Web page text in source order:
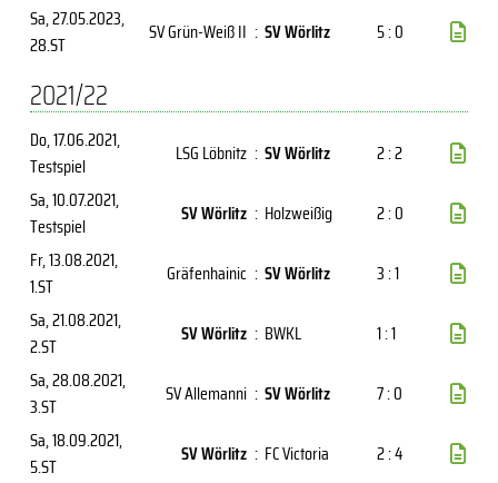
Sa, 27.05.2023,
28.ST
SV Grün-Weiß II : SV Wörlitz 5 : 0
2021/22
Do, 17.06.2021,
Testspiel
LSG Löbnitz : SV Wörlitz
2 : 2
Sa, 10.07.2021,
Testspiel
SV Wörlitz : Holzweißig
2 : 0
Fr, 13.08.2021,
1.ST
Gräfenhainic : SV Wörlitz
3 : 1
Sa, 21.08.2021,
2.ST
SV Wörlitz : BWKL
1 : 1
Sa, 28.08.2021,
3.ST
SV Allemanni : SV Wörlitz
7 : 0
Sa, 18.09.2021,
5.ST
SV Wörlitz : FC Victoria
2 : 4